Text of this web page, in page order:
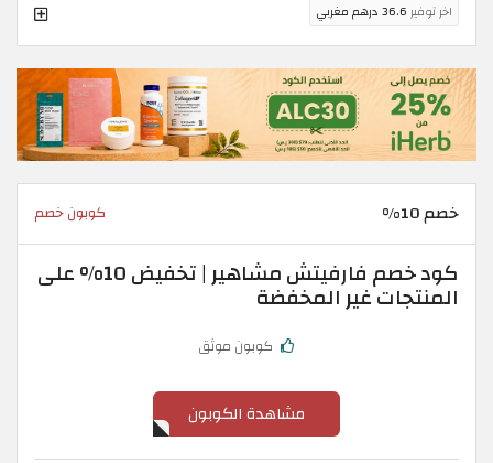
اخر توفير 36.6 درهم مغربي
خصم 10% كوبون خصم
كود خصم فارفيتش مشاهير | تخفيض 10% على
المنتجات غير المخفضة
كوبون موثق
مشاهدة الكوبون